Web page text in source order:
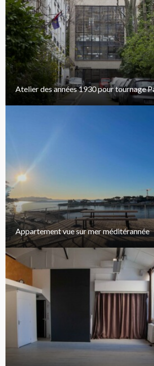
Atelier des années 1930 pour tournage
Appartement vue sur mer méditérannée